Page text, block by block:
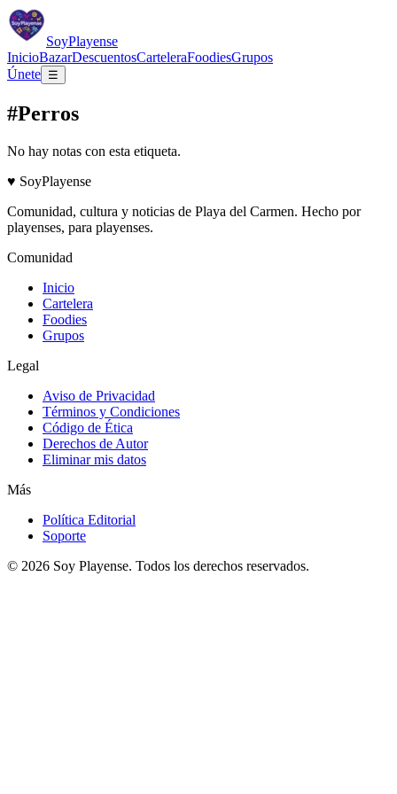
SoyPlayense
InicioBazarDescuentosCarteleraFoodiesGrupos
Únete ☰
#Perros
No hay notas con esta etiqueta.
♥ SoyPlayense
Comunidad, cultura y noticias de Playa del Carmen. Hecho por
playenses, para playenses.
Comunidad
Inicio
Cartelera
Foodies
Grupos
Legal
Aviso de Privacidad
Términos y Condiciones
Código de Ética
Derechos de Autor
Eliminar mis datos
Más
Política Editorial
Soporte
© 2026 Soy Playense. Todos los derechos reservados.